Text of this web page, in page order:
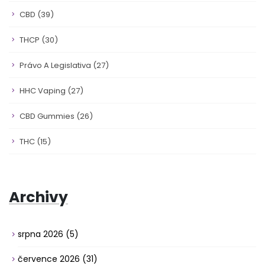
CBD (39)
THCP (30)
Právo A Legislativa (27)
HHC Vaping (27)
CBD Gummies (26)
THC (15)
Archivy
srpna 2026 (5)
července 2026 (31)